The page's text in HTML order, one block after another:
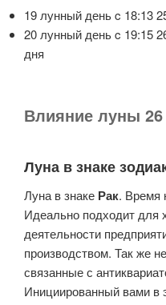
19 лунный день c 18:13
20 лунный день c 19:15
дня
Влияние луны
Луна в знаке
Луна в знаке Рак. Время
Идеально подходит для
деятельности
производством. Так же
связанные с
Инициированный вами в